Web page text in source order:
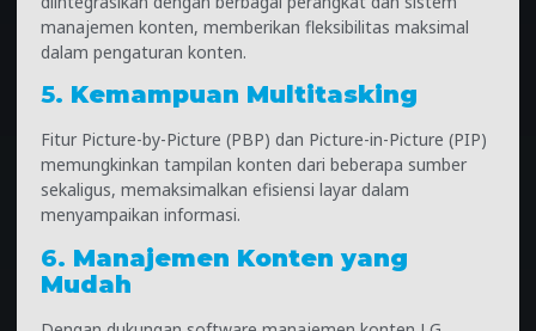
manajemen konten, memberikan fleksibilitas maksimal
dalam pengaturan konten.
5. Kemampuan Multitasking
Fitur Picture-by-Picture (PBP) dan Picture-in-Picture (PIP)
memungkinkan tampilan konten dari beberapa sumber
sekaligus, memaksimalkan efisiensi layar dalam
menyampaikan informasi.
6. Manajemen Konten yang
Mudah